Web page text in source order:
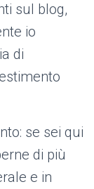
sul blog,
io
di
se sei qui
di più
e in